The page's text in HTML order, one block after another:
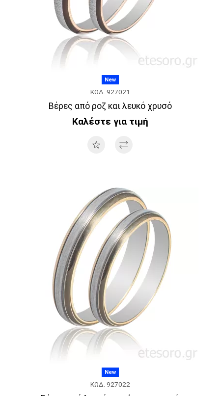
New
ΚΩΔ. 927021
Βέρες από ροζ και λευκό χρυσό
Καλέστε για τιμή
New
ΚΩΔ. 927022